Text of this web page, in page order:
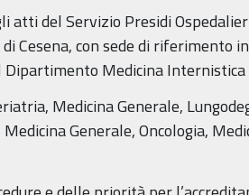
del Servizio Presidi
Cesena, con sede di riferimento
Dipartimento Medicina
Medicina Generale,
Generale, Oncologia,